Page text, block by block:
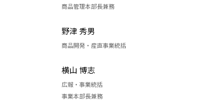
商品管理本部長兼務
野津 秀男
商品開発・産直事業統括
横山 博志
広報・事業統括
事業本部長兼務